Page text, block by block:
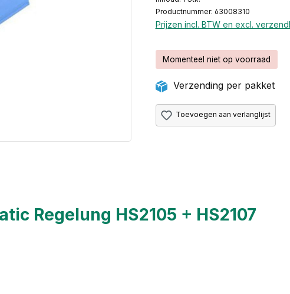
Productnummer: 63008310
Prijzen incl. BTW en excl.
Momenteel niet op voorraad
Verzending per pakket
Toevoegen aan verlanglijst
Regelung HS2105 + HS2107